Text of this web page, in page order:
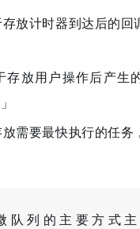
放计时器到达后的回
存放用户操作后产生
需要最快执行的任务
队列的主要方式